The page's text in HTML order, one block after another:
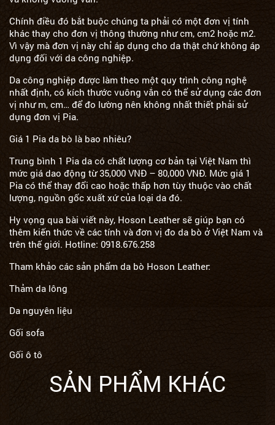
Chính điều đó bắt buộc chúng ta phải có một đơn vị tính
khác thay cho đơn vị thông thường như cm, cm2 hoặc m2.
Vì vậy mà đơn vị này chỉ áp dụng cho da thật chứ không áp
dụng đối với da công nghiệp.
Da công nghiệp được làm theo một quy trình công nghệ
nhất định, có kích thước vuông vắn có thể sử dụng các đơn
vị như m, cm… để đo lường nên không nhất thiết phải sử
dụng đơn vị Pia.
Giá 1 Pia da bò là bao nhiêu?
Trung bình 1 Pia da có chất lượng cơ bản tại Việt Nam thì
mức giá dao động từ 35,000 VNĐ – 80,000 VNĐ. Mức giá 1
Pia có thể thay đổi cao hoặc thấp hơn tùy thuộc vào chất
lượng, nguồn gốc xuất xứ của loại da đó.
Hy vọng qua bài viết này, Hoson Leather sẽ giúp bạn có
thêm kiến thức về các tính và đơn vị đo da bò ở Việt Nam và
trên thế giới. Hotline: 0918.676.258
Tham khảo các sản phẩm da bò Hoson Leather:
Thảm da lông
Da nguyên liệu
Gối sofa
Gối ô tô
SẢN PHẨM KHÁC